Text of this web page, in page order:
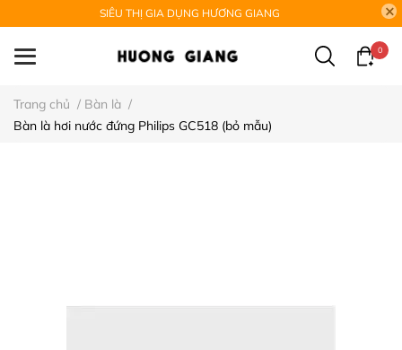
SIÊU THỊ GIA DỤNG HƯƠNG GIANG
0
Trang chủ / Bàn là /
Bàn là hơi nước đứng Philips GC518 (bỏ mẫu)